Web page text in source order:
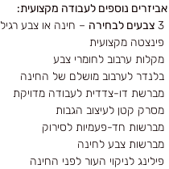
אביזרים נוספים לעבודה מקצועית:
3 צבעים לבחירה – חינה או צבע רגיל
פינצטה מקצועית
מקלות ערבוב לחומרי צבע
בלנדר לערבוב מושלם של החינה
מברשת דו-צדדית לעבודה מדויקת
מסרק קטן לעיצוב הגבות
מברשות חד-פעמיות לסירוק
מברשות צבע לחינה
פילינג לניקוי העור לפני החינה